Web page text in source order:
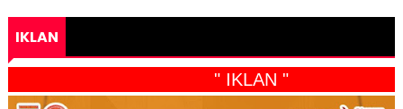
IKLAN
" IKLAN "